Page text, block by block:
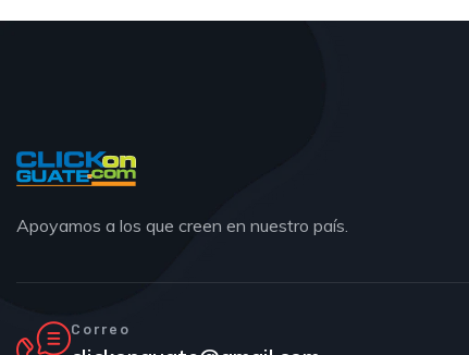
Apoyamos a los que creen en nuestro país.
Correo